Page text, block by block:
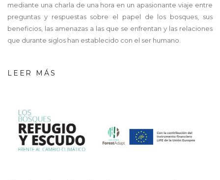
mediante una charla de una hora en un apasionante viaje entre
preguntas y respuestas sobre el papel de los bosques, sus
beneficios, las amenazas a las que se enfrentan y las relaciones
que durante siglos han establecido con el ser humano.
LEER MÁS
screenshot_-